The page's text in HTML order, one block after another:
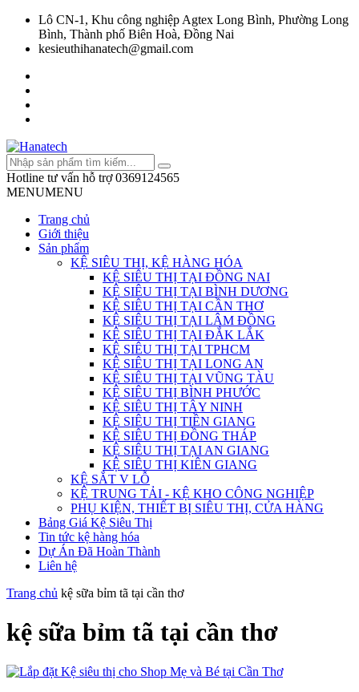
Lô CN-1, Khu công nghiệp Agtex Long Bình, Phường Long
Bình, Thành phố Biên Hoà, Đồng Nai
kesieuthihanatech@gmail.com
Hotline tư vấn hỗ trợ 0369124565
MENUMENU
Trang chủ
Giới thiệu
Sản phẩm
KỆ SIÊU THỊ, KỆ HÀNG HÓA
KỆ SIÊU THỊ TẠI ĐỒNG NAI
KỆ SIÊU THỊ TẠI BÌNH DƯƠNG
KỆ SIÊU THỊ TẠI CẦN THƠ
KỆ SIÊU THỊ TẠI LÂM ĐỒNG
KỆ SIÊU THỊ TẠI ĐẮK LẮK
KỆ SIÊU THỊ TẠI TPHCM
KỆ SIÊU THỊ TẠI LONG AN
KỆ SIÊU THỊ TẠI VŨNG TÀU
KỆ SIÊU THỊ BÌNH PHƯỚC
KỆ SIÊU THỊ TÂY NINH
KỆ SIÊU THỊ TIỀN GIANG
KỆ SIÊU THỊ ĐỒNG THÁP
KỆ SIÊU THỊ TẠI AN GIANG
KỆ SIÊU THỊ KIÊN GIANG
KỆ SẮT V LỖ
KỆ TRUNG TẢI - KỆ KHO CÔNG NGHIỆP
PHỤ KIỆN, THIẾT BỊ SIÊU THỊ, CỬA HÀNG
Bảng Giá Kệ Siêu Thị
Tin tức kệ hàng hóa
Dự Án Đã Hoàn Thành
Liên hệ
Trang chủ kệ sữa bỉm tã tại cần thơ
kệ sữa bỉm tã tại cần thơ